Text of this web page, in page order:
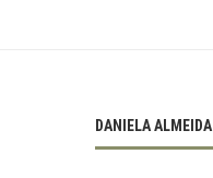
DANIELA ALMEIDA